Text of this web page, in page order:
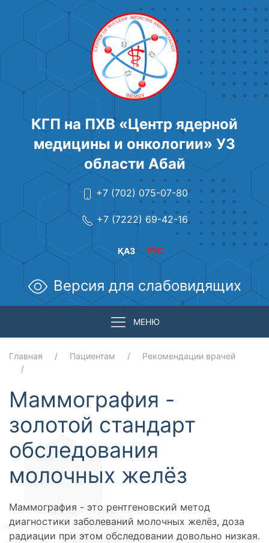
КГП на ПХВ «Центр ядерной
медицины и онкологии» УЗ
области Абай
+7 (702) 075-07-80
+7 (7222) 69-42-16
РУС
ҚАЗ
Версия для слабовидящих
МЕНЮ
Главная Пациентам Рекомендации врачей
Маммография -
золотой стандарт
обследования
молочных желёз
Маммография - это рентгеновский метод
диагностики заболеваний молочных желёз, доза
радиации при этом обследовании довольно низкая.